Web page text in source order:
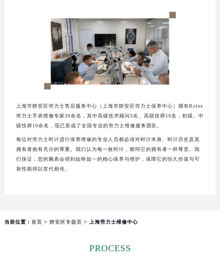
上海市静安区劳力士售后服务中心（上海市静安区劳力士保养中心）拥有Rolex
劳力士手表维修专家30余名，其中高级技术顾问3名、高级技师10名，初级、中
级技师10余名，现已形成了全国专业的劳力士维修服务团队。
每位对劳力士时计进行保养维修的专业人员都必须对时计本身、时计历史及其
拥有者抱有充分的尊重。我们认为每一枚时计，都同它的拥有者一样尊贵。我
们保证，您的腕表会得到始终如一的精心保养与维护，保障它的恒久价值与可
靠性能得以世代相传。
当前位置： 首页 > 静安区专题页 > 上海劳力士维修中心
PROCESS